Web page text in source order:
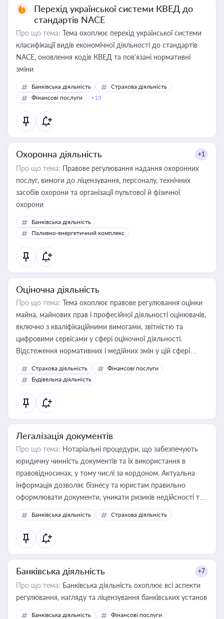
Перехід української системи КВЕД до
стандартів NACE
Про що тема: Тема охоплює перехід української системи
класифікації видів економічної діяльності до стандартів
NACE, оновлення кодів КВЕД та пов'язані нормативні
зміни
Банківська діяльність
Страхова діяльність
Фінансові послуги
+13
Охоронна діяльність +1
Про що тема: Правове регулювання надання охоронних
послуг, вимоги до ліцензування, персоналу, технічних
засобів охорони та організації пультової й фізичної
охорони
Банківська діяльність
Паливно-енергетичний комплекс
Оціночна діяльність
Про що тема: Тема охоплює правове регулювання оцінки
майна, майнових прав і професійної діяльності оцінювачів,
включно з кваліфікаційними вимогами, звітністю та
цифровими сервісами у сфері оціночної діяльності.
Відстеження нормативних і медійних змін у цій сфері
корисне для власника бізнесу, керівника, юриста або
бухгалтера під час оподаткування, приватизації, оренди
державного майна, корпоративних угод і перевірки
статусу суб'єктів оціночної діяльності
Страхова діяльність
Фінансові послуги
Будівельна діяльність
Легалізація документів
Про що тема: Нотаріальні процедури, що забезпечують
юридичну чинність документів та їх використання в
правовідносинах, у тому числі за кордоном. Актуальна
інформація дозволяє бізнесу та юристам правильно
оформлювати документи, уникати ризиків недійсності та
забезпечувати їх належне прийняття органами влади та
контрагентами
Банківська діяльність Страхова діяльність
Банківська діяльність +7
Про що тема: Банківська діяльність охоплює всі аспекти
регулювання, нагляду та ліцензування банківських установ
Банківська діяльність Фінансові послуги